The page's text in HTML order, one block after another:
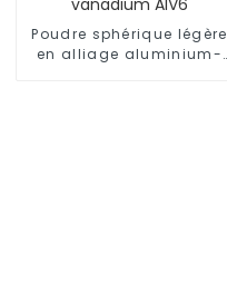
Poudre sphérique légère
en alliage aluminium-